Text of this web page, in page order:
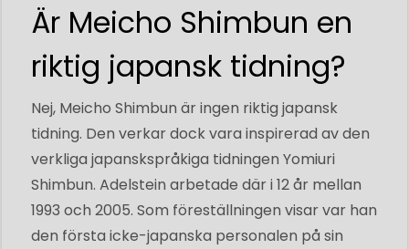
Är Meicho Shimbun en
riktig japansk tidning?
Nej, Meicho Shimbun är ingen riktig japansk
tidning. Den verkar dock vara inspirerad av den
verkliga japanskspråkiga tidningen Yomiuri
Shimbun. Adelstein arbetade där i 12 år mellan
1993 och 2005. Som föreställningen visar var han
den första icke-japanska personalen på sin